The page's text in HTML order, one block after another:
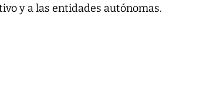
y a las entidades autónomas.